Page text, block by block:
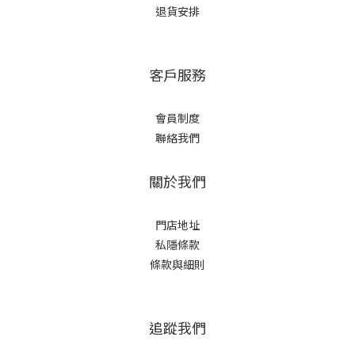
退貨安排
客戶服務
會員制度
聯絡我們
關於我們
門店地址
私隱條款
條款與細則
追蹤我們